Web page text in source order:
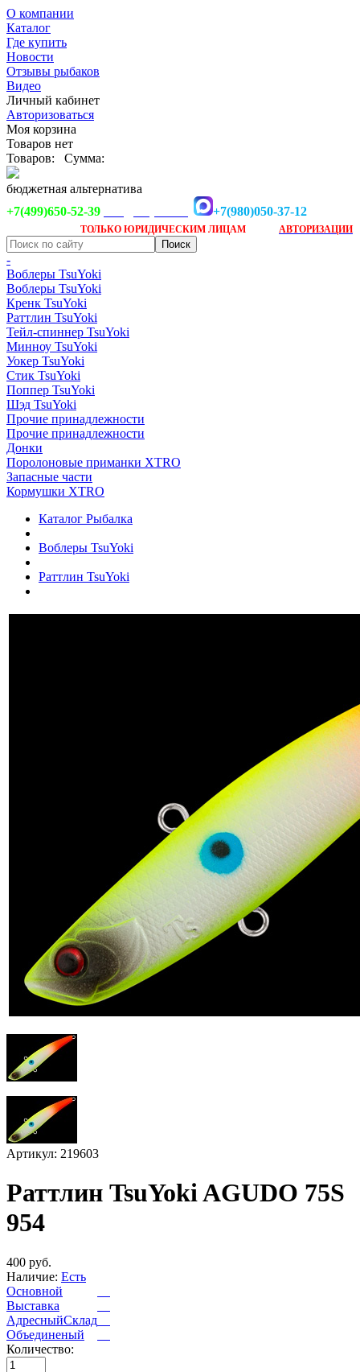
О компании
Каталог
Где купить
Новости
Отзывы рыбаков
Видео
Личный кабинет
Авторизоваться
Моя корзина
Товаров нет
Товаров:
Сумма:
бюджетная альтернатива
+7(499)650-52-39
+7(980)050-37-12
ТОЛЬКО ЮРИДИЧЕСКИМ ЛИЦАМ АВТОРИЗАЦИИ
-
Воблеры TsuYoki
Воблеры TsuYoki
Кренк TsuYoki
Раттлин TsuYoki
Тейл-спиннер TsuYoki
Минноу TsuYoki
Уокер TsuYoki
Стик TsuYoki
Поппер TsuYoki
Шэд TsuYoki
Прочие принадлежности
Прочие принадлежности
Донки
Поролоновые приманки XTRO
Запасные части
Кормушки XTRO
Каталог Рыбалка
Воблеры TsuYoki
Раттлин TsuYoki
Артикул: 219603
Раттлин TsuYoki AGUDO 75S
954
400 руб.
Наличие: Есть
Основной
Выставка
АдресныйСклад
Объединеный
Количество: